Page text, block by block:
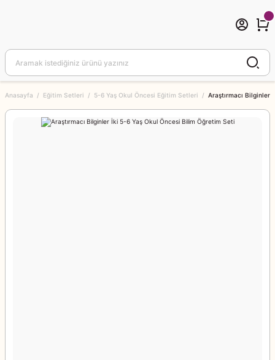
Anasayfa Eğitim Setleri 5-6 Yaş Okul Öncesi Eğitim Setleri Araştırmacı Bilginler